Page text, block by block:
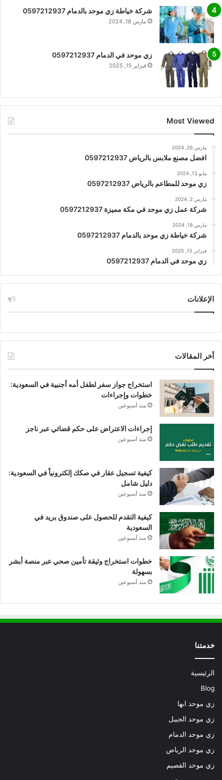
شركة خياطة زي موحد بالدمام 0597212937
مارس 18, 2024
زي موحد في الدمام 0597212937
فبراير 15, 2025
Most Viewed
مارس 26, 2024
افضل مصنع ملابس بالرياض 0597212937
مايو 13, 2024
زي موحد للمطاعم بالرياض 0597212937
مارس 2, 2024
شركة عمل زي موحد في مكة مميزة 0597212937
مارس 18, 2024
شركة خياطة زي موحد بالدمام 0597212937
فبراير 15, 2025
زي موحد في الدمام 0597212937
الإعلانات
أخر المقالات
استخراج جواز سفر لطفل أمه أجنبية في السعودية:
خطوات وإجراءات
منذ أسبوعين
إجراءات الاعتراض على حكم قضائي عبر ناجز
منذ أسبوعين
كيفية تسجيل عقار في صكك إلكترونياً في السعودية:
دليل شامل
منذ أسبوعين
كيفية التقدم للحصول على صندوق بريد في
السعودية
منذ أسبوعين
خطوات استخراج وثيقة تأمين صحي عبر منصة أبشر
بسهولة
منذ أسبوعين
خدمتنا
الرئيسية
Blog
زي موحد ابها
زي موحد الجبيل
زي موحد الدمام
زي موحد الرياض
زي موحد القصيم